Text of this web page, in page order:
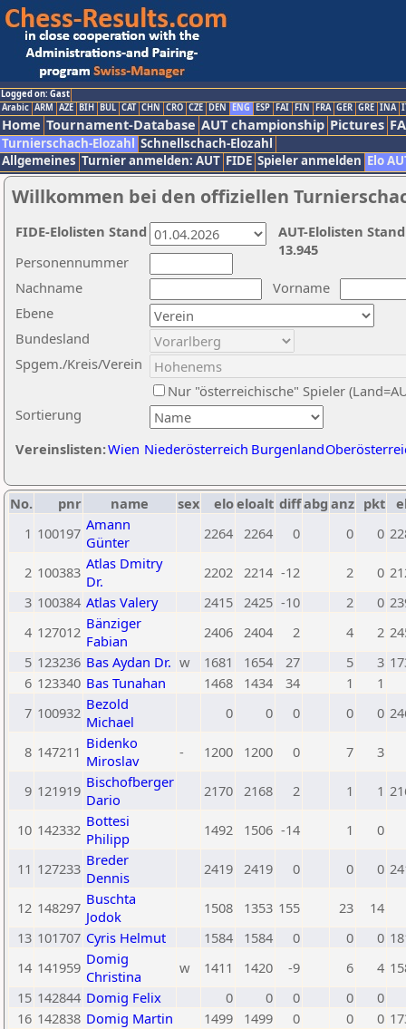
Logged on: Gast
Arabic ARM AZE BIH BUL CAT CHN CRO CZE DEN ENG ESP FAI FIN FRA GER GRE INA
Home Tournament-Database AUT championship Pictures
Turnierschach-Elozahl Schnellschach-Elozahl
Allgemeines Turnier anmelden: AUT FIDE Spieler anmelden Elo
Willkommen bei den offiziellen
Nachname
Vorname
Ebene
Sortierung
Personennummer
Bundesland
Spgem./Kreis/Verein
Nur "österreichische" Spieler
Vereinslisten:Wien Niederösterreich Burgenland
AUT-Elolisten
13.945
FIDE-Elolisten Stand
No. pnr name sex eloeloalt diffabg anz pkt
1 100197 Amann
Günter
2264 2264 0 0 0
2 100383 Atlas Dmitry
Dr.
2202 2214 -12 2 0
3 100384 Atlas Valery 2415 2425 -10 2 0
4 127012 Bänziger
Fabian
2406 2404 2 4 2
5 123236 Bas Aydan Dr. w 1681 1654 27 5 3
6 123340 Bas Tunahan 1468 1434 34 1
1
7 100932 Bezold
Michael
0 0 0 0 0
8 147211 Bidenko
Miroslav
- 1200 1200 0 7 3
9 121919 Bischofberger
Dario
2170 2168 2 1 1
10 142332 Bottesi
Philipp
1492 1506 -14 1 0
11 127233 Breder
Dennis
2419 2419 0 0 0
12 148297 Buschta
Jodok
1508 1353 155 23
14
13 101707 Cyris Helmut 1584 1584 0 0 0
14 141959 Domig
Christina
w 1411 1420 -9 6 4
15 142844 Domig Felix 0 0 0 0
0
16 142838 Domig Martin 1499 1499 0 0 0